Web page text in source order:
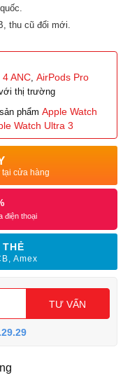
thu cũ đổi mới.
4 ANC,AirPods Pro
thị trường
phẩmApple Watch
Watch Ultra 3
cửa hàng
điện thoại
Amex
TƯ VẤN